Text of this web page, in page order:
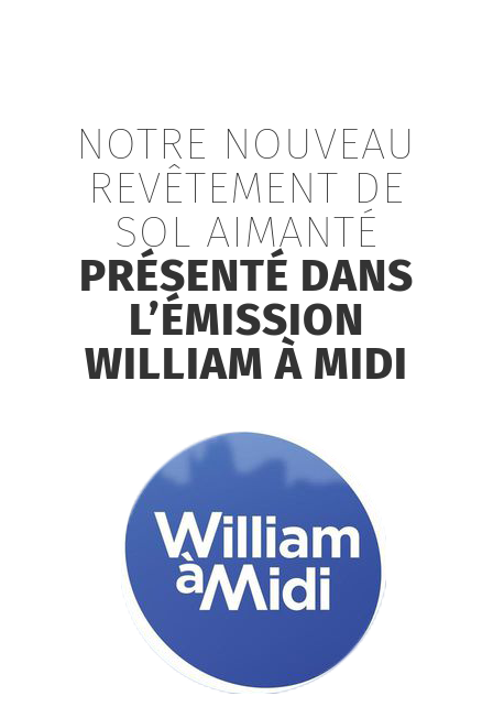
NOTRE NOUVEAU
REVÊTEMENT DE
SOL AIMANTÉ
PRÉSENTÉ DANS
L’ÉMISSION
WILLIAM À MIDI